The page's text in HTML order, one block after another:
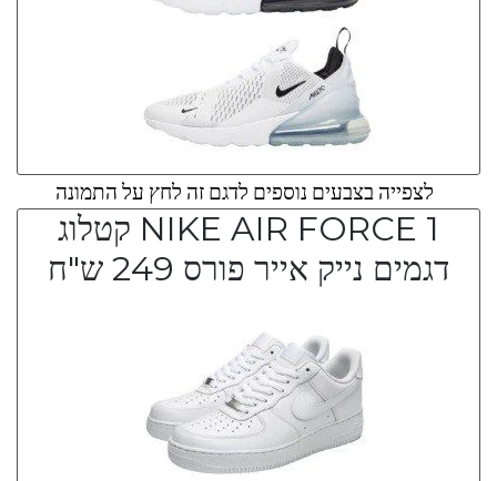
לצפייה בצבעים נוספים לדגם זה לחץ על התמונה
NIKE AIR FORCE 1 קטלוג
דגמים נייק אייר פורס 249 ש"ח